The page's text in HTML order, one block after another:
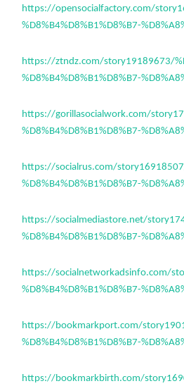
https://opensocialfactory.com/
%D8%B4%D8%B1%D8%B7-
https://ztndz.com/story19189673/
%D8%B4%D8%B1%D8%B7-
https://gorillasocialwork.com/
%D8%B4%D8%B1%D8%B7-
https://socialrus.com/
%D8%B4%D8%B1%D8%B7-
https://socialmediastore.net/
%D8%B4%D8%B1%D8%B7-
https://socialnetworkadsinfo.com/
%D8%B4%D8%B1%D8%B7-
https://bookmarkport.com/
%D8%B4%D8%B1%D8%B7-
https://bookmarkbirth.com/